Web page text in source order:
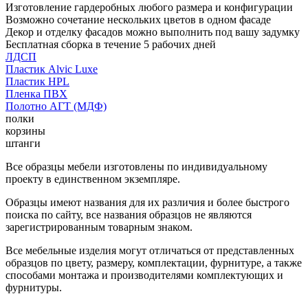
Изготовление гардеробных любого размера и конфигурации
Возможно сочетание нескольких цветов в одном фасаде
Декор и отделку фасадов можно выполнить под вашу задумку
Бесплатная сборка в течение 5 рабочих дней
ЛДСП
Пластик Alvic Luxe
Пластик HPL
Пленка ПВХ
Полотно АГТ (МДФ)
полки
корзины
штанги
Все образцы мебели изготовлены по индивидуальному
проекту в единственном экземпляре.
Образцы имеют названия для их различия и более быстрого
поиска по сайту, все названия образцов не являются
зарегистрированным товарным знаком.
Все мебельные изделия могут отличаться от представленных
образцов по цвету, размеру, комплектации, фурнитуре, а также
способами монтажа и производителями комплектующих и
фурнитуры.